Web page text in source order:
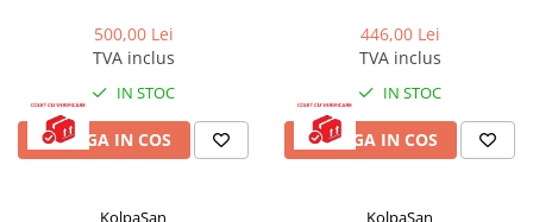
Robineti calorifer
Fitinguri Robineti
Robineti apa
Fitinguri alama
500,00 Lei
TVA inclus
IN STOC
ADAUGA IN COS
446,00 Lei
TVA inclus
IN STOC
ADAUGA IN COS
KolpaSan KolpaSan